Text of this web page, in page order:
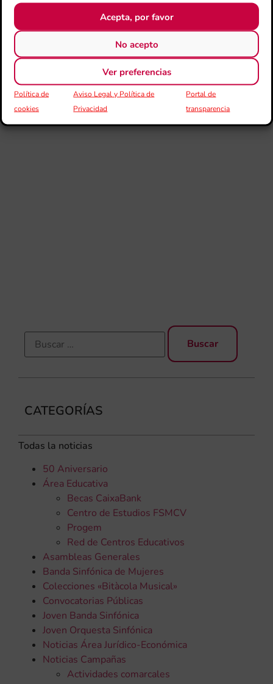
Acepta, por favor
No acepto
Ver preferencias
Política de
cookies
Aviso Legal y Política de
Privacidad
Portal de
transparencia
CATEGORÍAS
Todas la noticias
50 Aniversario
Área Educativa
Becas CaixaBank
Centro de Estudios FSMCV
Progem
Red de Centros Educativos
Asambleas Generales
Banda Sinfónica de Mujeres
Colecciones «Bitàcola Musical»
Convocatorias Públicas
Joven Banda Sinfónica
Joven Orquesta Sinfónica
Noticias Área Jurídico-Económica
Noticias Campañas
Actividades comarcales